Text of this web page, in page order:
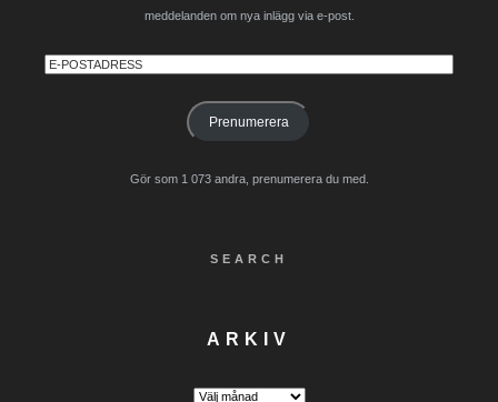
meddelanden om nya inlägg via e-post.
E-
Prenumerera
Gör som 1 073 andra, prenumerera du med.
SEARCH
ARKIV
Arkiv